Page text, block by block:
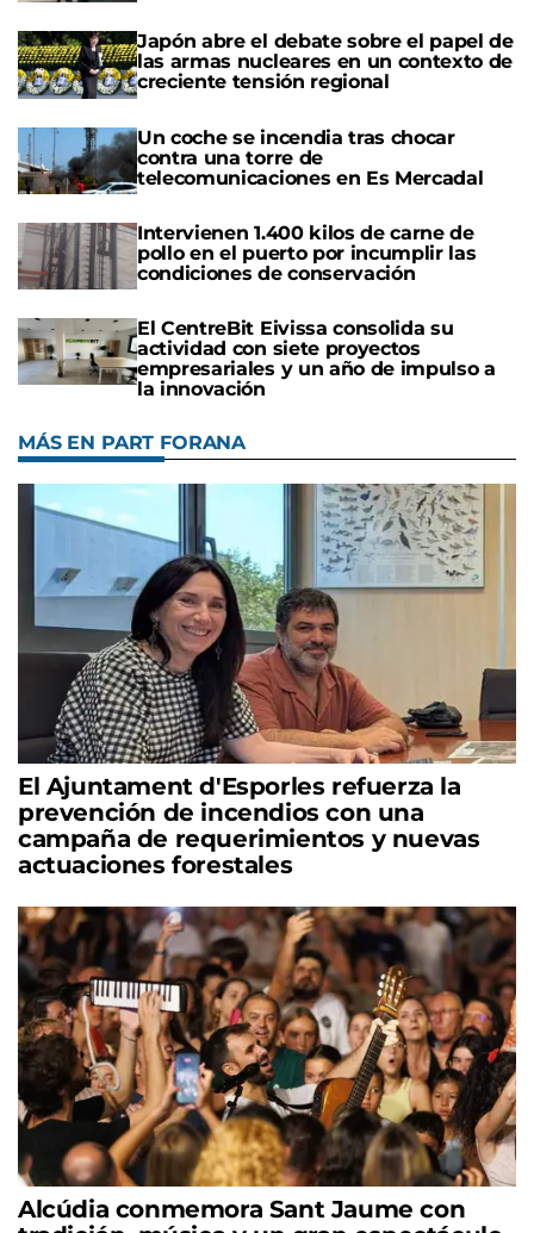
Japón abre el debate sobre el papel de
las armas nucleares en un contexto de
creciente tensión regional
Un coche se incendia tras chocar
contra una torre de
telecomunicaciones en Es Mercadal
Intervienen 1.400 kilos de carne de
pollo en el puerto por incumplir las
condiciones de conservación
El CentreBit Eivissa consolida su
actividad con siete proyectos
empresariales y un año de impulso a
la innovación
MÁS EN PART FORANA
El Ajuntament d'Esporles refuerza la
prevención de incendios con una
campaña de requerimientos y nuevas
actuaciones forestales
Alcúdia conmemora Sant Jaume con